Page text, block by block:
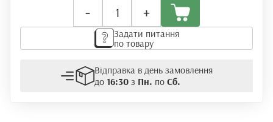
-
розширення
ZTE
GTGH
C++
(GPON)
кількість
+
Задати питання
по товару
Відправка в день замовлення
до 16:30з Пн. по Сб.